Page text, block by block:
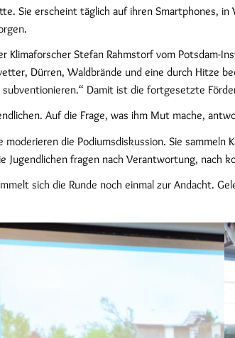
Sie erscheint täglich auf ihren Smartphones,
Stefan Rahmstorf vom Potsdam-
Dürren, Waldbrände und eine durch Hitze
Damit ist die fortgesetzte
Auf die Frage, was ihm Mut mache,
die Podiumsdiskussion. Sie
fragen nach Verantwortung, nach
sich die Runde noch einmal zur Andacht.